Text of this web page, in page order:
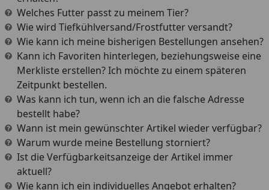
Welches Futter passt zu meinem Tier?
Wie wird Tiefkühlversand/Frostfutter versandt?
Wie kann ich meine bisherigen Bestellungen ansehen?
Kann ich Favoriten hinterlegen, beziehungsweise eine
Merkliste erstellen? Ich möchte zu einem späteren
Zeitpunkt bestellen.
Was kann ich tun, wenn ich an die falsche Adresse
bestellt habe?
Wann ist mein gewünschter Artikel wieder verfügbar?
Warum wurde meine Bestellung storniert?
Ist die Verfügbarkeitsanzeige der Artikel immer
aktuell?
Wie kann ich ein individuelles Angebot erhalten?